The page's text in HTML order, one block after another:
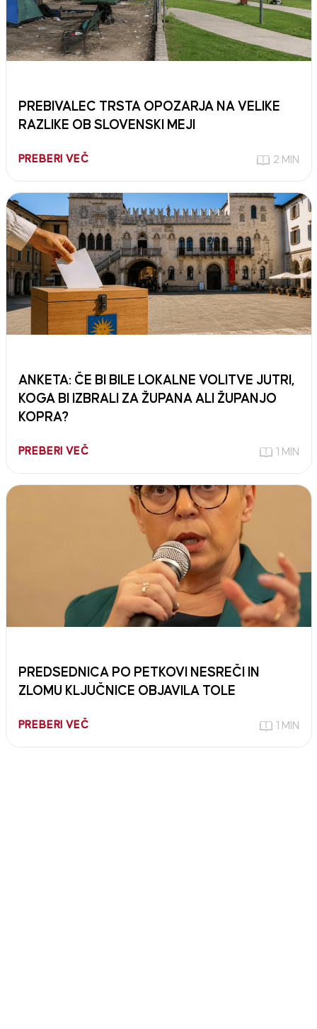
PREBIVALEC TRSTA OPOZARJA NA VELIKE
RAZLIKE OB SLOVENSKI MEJI
PREBERI VEČ 2 MIN
ANKETA: ČE BI BILE LOKALNE VOLITVE JUTRI,
KOGA BI IZBRALI ZA ŽUPANA ALI ŽUPANJO
KOPRA?
PREBERI VEČ 1 MIN
PREDSEDNICA PO PETKOVI NESREČI IN
ZLOMU KLJUČNICE OBJAVILA TOLE
PREBERI VEČ 1 MIN